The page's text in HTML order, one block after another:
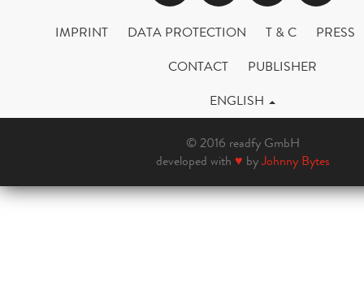
IMPRINT DATA PROTECTION T & C
PRESS
CONTACT
PUBLISHER
ENGLISH
© 2016 readfy GmbH
developed with ♥ byJohnny Bytes